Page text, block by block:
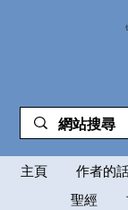
主頁 作者的
聖經